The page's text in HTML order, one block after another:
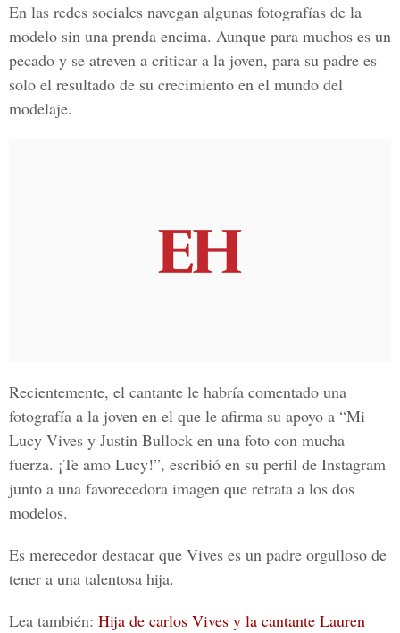
En las redes sociales navegan algunas fotografías de la
modelo sin una prenda encima. Aunque para muchos es un
pecado y se atreven a criticar a la joven, para su padre es
solo el resultado de su crecimiento en el mundo del
modelaje.
Recientemente, el cantante le habría comentado una
fotografía a la joven en el que le afirma su apoyo a “Mi
Lucy Vives y Justin Bullock en una foto con mucha
fuerza. ¡Te amo Lucy!”, escribió en su perfil de Instagram
junto a una favorecedora imagen que retrata a los dos
modelos.
Es merecedor destacar que Vives es un padre orgulloso de
tener a una talentosa hija.
Lea también: Hija de carlos Vives y la cantante Lauren